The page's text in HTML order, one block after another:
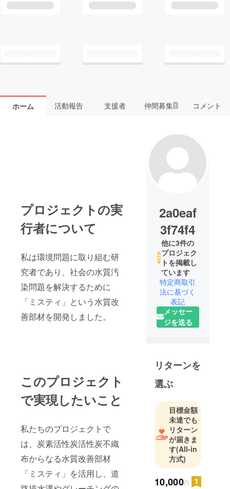
ホーム 活動報告 支援者 仲間募集 1 コメント
プロジェクトの実
行者について
私は環境問題に取り組む研
究者であり、社会の水質汚
染問題を解決するために
「ミスティ」という水質改
善部材を開発しました。
このプロジェクト
で実現したいこと
私たちのプロジェクトで
は、炭素活性炭活性炭不織
布からなる水質改善部材
「ミスティ」を活用し、道
2a0eaf
3f74f4
他に3件の
プロジェク
トを掲載し
ています
特定商取引
法に基づく
表記
メッセー
ジを送る
リターンを
選ぶ
目標金額
未達でも
リターン
が届きま
す(All-in
方式)
10,000円